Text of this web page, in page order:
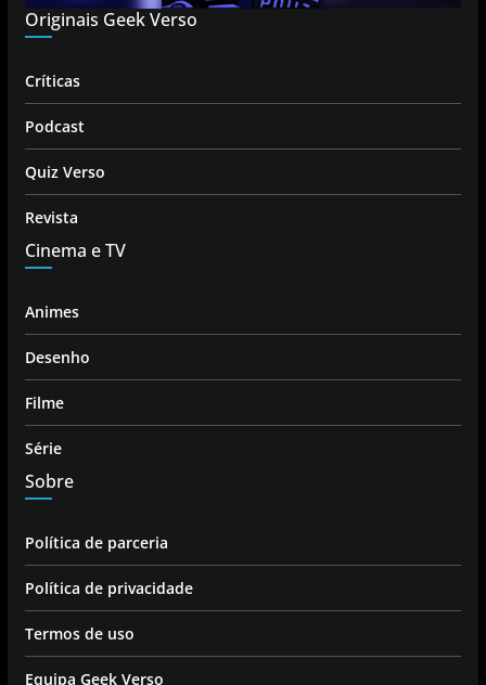
Originais Geek Verso
Críticas
Podcast
Quiz Verso
Revista
Cinema e TV
Animes
Desenho
Filme
Série
Sobre
Política de parceria
Política de privacidade
Termos de uso
Equipa Geek Verso